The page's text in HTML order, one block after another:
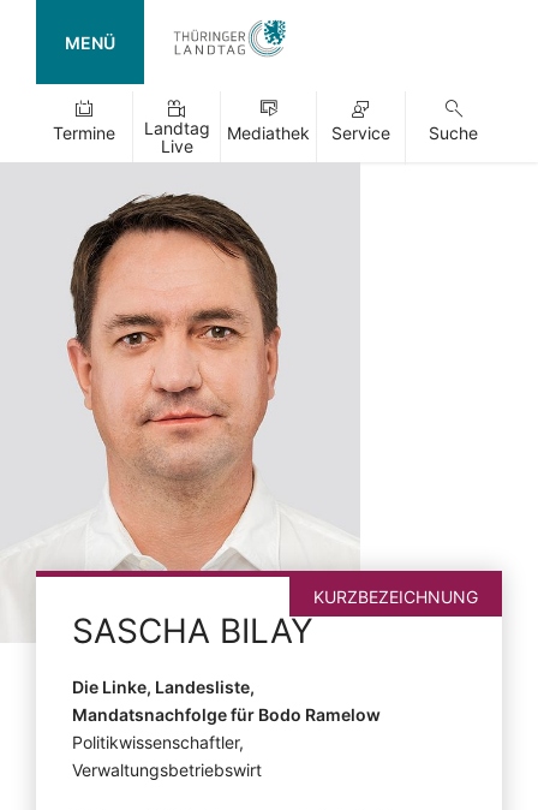
MENÜ
Termine
Landtag
Live
Mediathek Service Suche
KURZBEZEICHNUNG
SASCHA BILAY
Die Linke, Landesliste,
Mandatsnachfolge für Bodo Ramelow
Politikwissenschaftler,
Verwaltungsbetriebswirt